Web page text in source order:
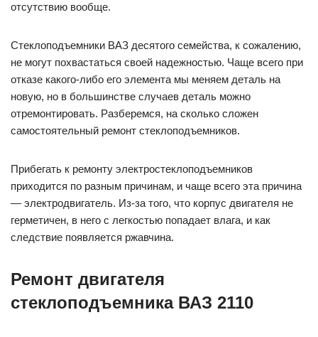
отсутствию вообще.
Стеклоподъемники ВАЗ десятого семейства, к сожалению,
не могут похвастаться своей надежностью. Чаще всего при
отказе какого-либо его элемента мы меняем деталь на
новую, но в большинстве случаев деталь можно
отремонтировать. Разберемся, на сколько сложен
самостоятельный ремонт стеклоподъемников.
Прибегать к ремонту электростеклоподъемников
приходится по разным причинам, и чаще всего эта причина
— электродвигатель. Из-за того, что корпус двигателя не
герметичен, в него с легкостью попадает влага, и как
следствие появляется ржавчина.
Ремонт двигателя
стеклоподъемника ВАЗ 2110